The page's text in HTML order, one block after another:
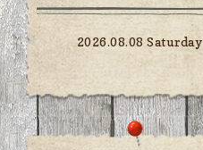
2026.08.08 Saturday